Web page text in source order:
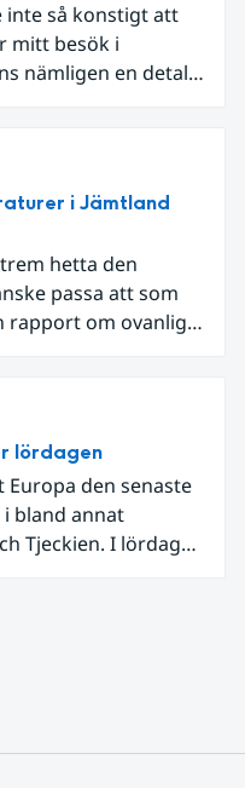
inte så konstigt att
mitt besök i
nämligen en detalj
i Jämtland
hetta den
passa att som
rapport om ovanligt
lördagen
den senaste
bland annat
Tjeckien. I lördags